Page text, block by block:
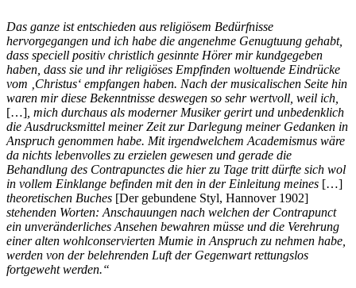
Das ganze ist entschieden aus religiösem Bedürfnisse
hervorgegangen und ich habe die angenehme Genugtuung gehabt,
dass speciell positiv christlich gesinnte Hörer mir kundgegeben
haben, dass sie und ihr religiöses Empfinden woltuende Eindrücke
vom ‚Christus‘ empfangen haben. Nach der musicalischen Seite hin
waren mir diese Bekenntnisse deswegen so sehr wertvoll, weil ich,
[…] , mich durchaus als moderner Musiker gerirt und unbedenklich
die Ausdrucksmittel meiner Zeit zur Darlegung meiner Gedanken in
Anspruch genommen habe. Mit irgendwelchem Academismus wäre
da nichts lebenvolles zu erzielen gewesen und gerade die
Behandlung des Contrapunctes die hier zu Tage tritt dürfte sich wol
in vollem Einklange befinden mit den in der Einleitung meines […]
theoretischen Buches [Der gebundene Styl, Hannover 1902]
stehenden Worten: Anschauungen nach welchen der Contrapunct
ein unveränderliches Ansehen bewahren müsse und die Verehrung
einer alten wohlconservierten Mumie in Anspruch zu nehmen habe,
werden von der belehrenden Luft der Gegenwart rettungslos
fortgeweht werden.“